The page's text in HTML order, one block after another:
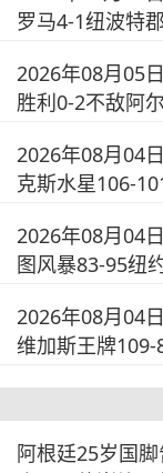
罗马4-1纽波特郡
2026年08月05
胜利0-2不敌阿
2026年08月04
克斯水星106-
2026年08月04
图风暴83-95纽
2026年08月04
维加斯王牌
阿根廷25岁国